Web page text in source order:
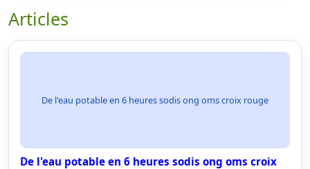
Articles
De l'eau potable en 6 heures sodis ong oms croix rouge
De l'eau potable en 6 heures sodis ong oms croix